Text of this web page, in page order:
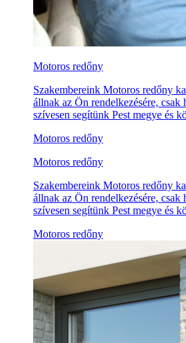
Motoros redőny
Szakembereink Motoros redőny
állnak az Ön rendelkezésére, csak
szívesen segítünk Pest megye és
Motoros redőny
Motoros redőny
Szakembereink Motoros redőny
állnak az Ön rendelkezésére, csak
szívesen segítünk Pest megye és
Motoros redőny